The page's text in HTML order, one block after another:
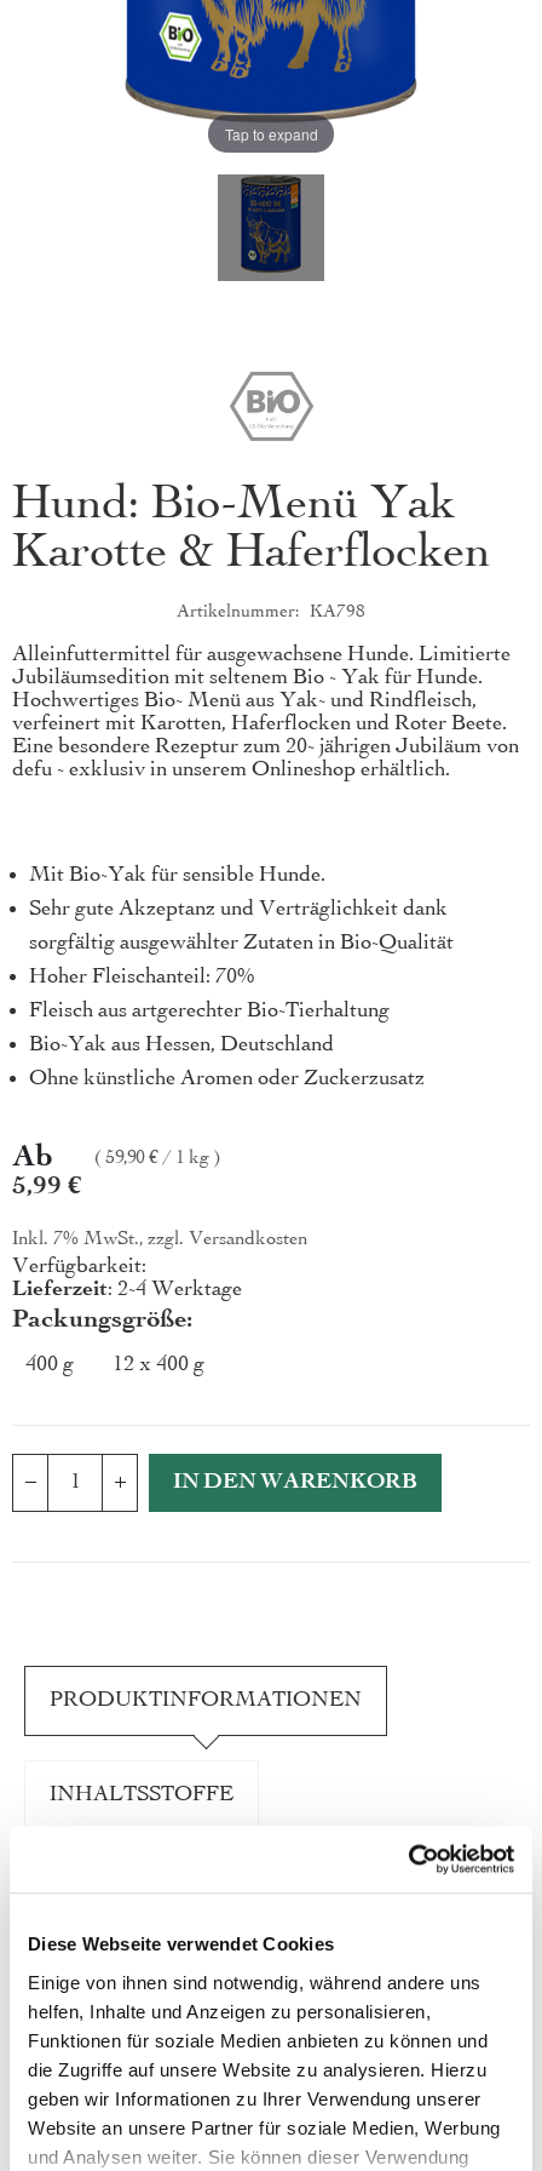
Diese Webseite verwendet Cookies
Einige von ihnen sind notwendig, während andere uns
helfen, Inhalte und Anzeigen zu personalisieren,
Funktionen für soziale Medien anbieten zu können und
die Zugriffe auf unsere Website zu analysieren. Hierzu
geben wir Informationen zu Ihrer Verwendung unserer
Website an unsere Partner für soziale Medien, Werbung
und Analysen weiter. Sie können dieser Verwendung
Tap to expand
Hund: Bio-Menü Yak
Karotte & Haferflocken
Artikelnummer KA798
Produktkurzbeschreibung
Alleinfuttermittel für ausgewachsene Hunde. Limitierte
Jubiläumsedition mit seltenem Bio - Yak für Hunde.
Hochwertiges Bio- Menü aus Yak- und Rindfleisch,
verfeinert mit Karotten, Haferflocken und Roter Beete.
Eine besondere Rezeptur zum 20- jährigen Jubiläum von
defu - exklusiv in unserem Onlineshop erhältlich.
Mit Bio-Yak für sensible Hunde.
Sehr gute Akzeptanz und Verträglichkeit dank
sorgfältig ausgewählter Zutaten in Bio-Qualität
Hoher Fleischanteil: 70%
Fleisch aus artgerechter Bio-Tierhaltung
Bio-Yak aus Hessen, Deutschland
Ohne künstliche Aromen oder Zuckerzusatz
Ab
5,99 €
59,90 € / 1 kg
Inkl. 7% MwSt., zzgl. Versandkosten
Verfügbarkeit:
Lieferzeit: 2-4 Werktage
Packungsgröße
400 g 12 x 400 g
IN DEN WARENKORB
PRODUKTINFORMATIONEN
INHALTSSTOFFE
etwas Besonderes entwickelt: Eine exklusive
Jubiläumsedition, die unsere Bio-Philosophie auf
einzigartige Weise widerspiegelt. Im Mittelpunkt
steht Bio-Yak – eine außergewöhnliche,